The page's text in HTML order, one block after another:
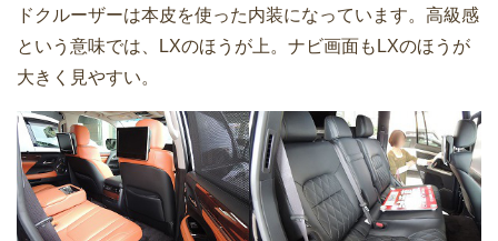
ドクルーザーは本皮を使った内装になっています。高級感
という意味では、LXのほうが上。ナビ画面もLXのほうが
大きく見やすい。